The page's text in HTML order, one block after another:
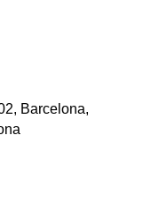
Barcelona,